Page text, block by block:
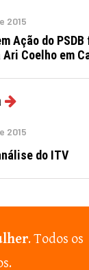
2015
Ação do
Coelho em
2015
do ITV
. Todos os